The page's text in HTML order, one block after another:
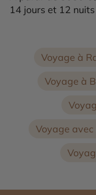
14 jours et 12 nuits
Voyage à
Voyage à
Voyage